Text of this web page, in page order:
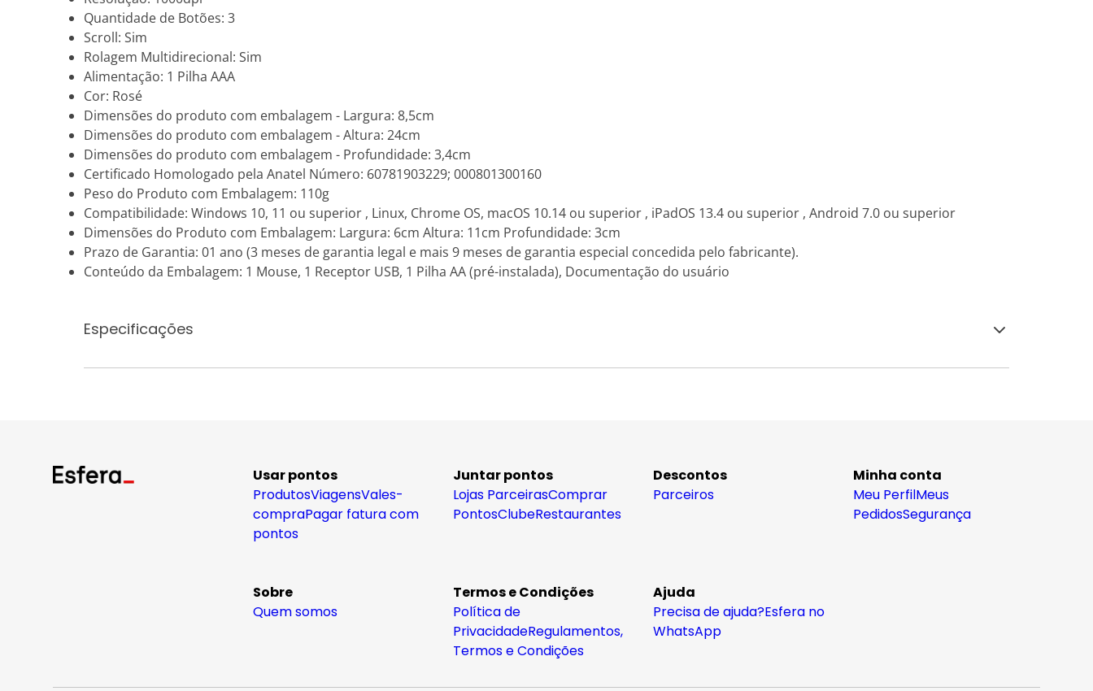
Quantidade de Botões: 3
Scroll: Sim
Rolagem Multidirecional: Sim
Alimentação: 1 Pilha AAA
Cor: Rosé
Dimensões do produto com embalagem - Largura: 8,5cm
Dimensões do produto com embalagem - Altura: 24cm
Dimensões do produto com embalagem - Profundidade: 3,4cm
Certificado Homologado pela Anatel Número: 60781903229; 000801300160
Peso do Produto com Embalagem: 110g
Compatibilidade: Windows 10, 11 ou superior , Linux, Chrome OS, macOS 10.14 ou superior , iPadOS 13.4 ou superior , Android 7.0 ou superior
Dimensões do Produto com Embalagem: Largura: 6cm Altura: 11cm Profundidade: 3cm
Prazo de Garantia: 01 ano (3 meses de garantia legal e mais 9 meses de garantia especial concedida pelo fabricante).
Conteúdo da Embalagem: 1 Mouse, 1 Receptor USB, 1 Pilha AA (pré-instalada), Documentação do usuário
Especificações
Usar pontos
ProdutosViagensVales-
compraPagar fatura com
pontos
Juntar pontos
Lojas ParceirasComprar
PontosClubeRestaurantes
Descontos
Parceiros
Minha conta
Meu PerfilMeus
PedidosSegurança
Sobre
Quem somos
Termos e Condições
Política de
PrivacidadeRegulamentos,
Termos e Condições
Ajuda
Precisa de ajuda?Esfera no
WhatsApp